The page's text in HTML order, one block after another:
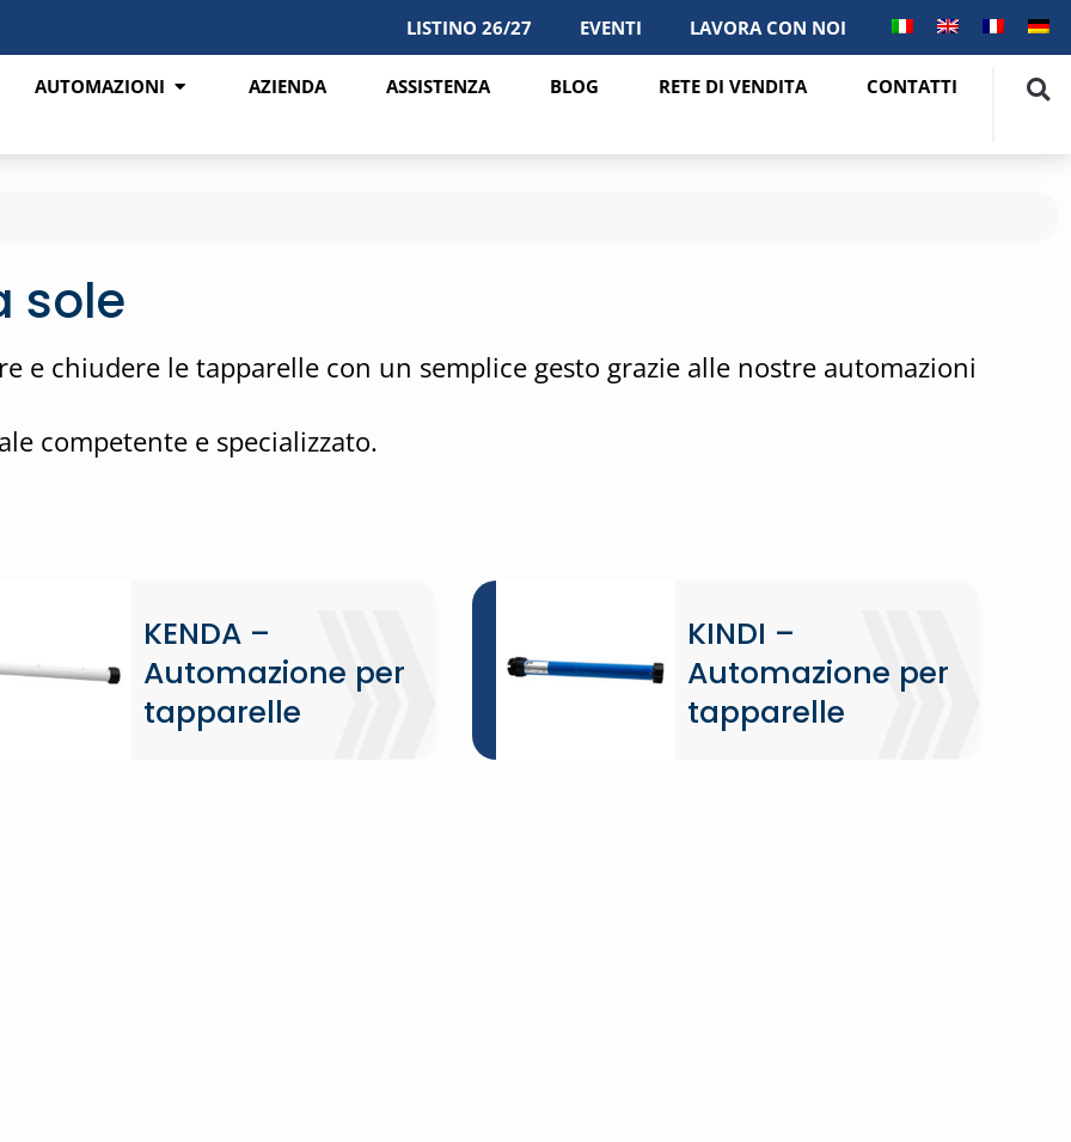
LISTINO 26/27 EVENTI LAVORA CON NOI
AUTOMAZIONI AZIENDA ASSISTENZA BLOG RETE DI VENDITA CONTATTI
sole
e chiudere le tapparelle con un semplice gesto grazie alle nostre automazioni
competente e specializzato.
KENDA –
Automazione per
tapparelle
KINDI –
Automazione per
tapparelle